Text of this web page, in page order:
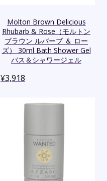
Molton Brown Delicious
Rhubarb & Rose（モルトン
ブラウン ルバーブ ＆ ロー
ズ） 30ml Bath Shower Gel
バス＆シャワージェル
¥3,918